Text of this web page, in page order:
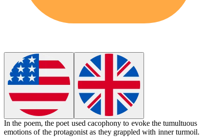
In the poem, the poet used cacophony to evoke the tumultuous
emotions of the protagonist as they grappled with inner turmoil.